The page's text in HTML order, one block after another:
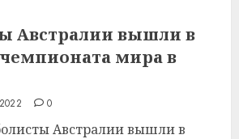
Австралии вышли в
мира в
0
Австралии вышли в